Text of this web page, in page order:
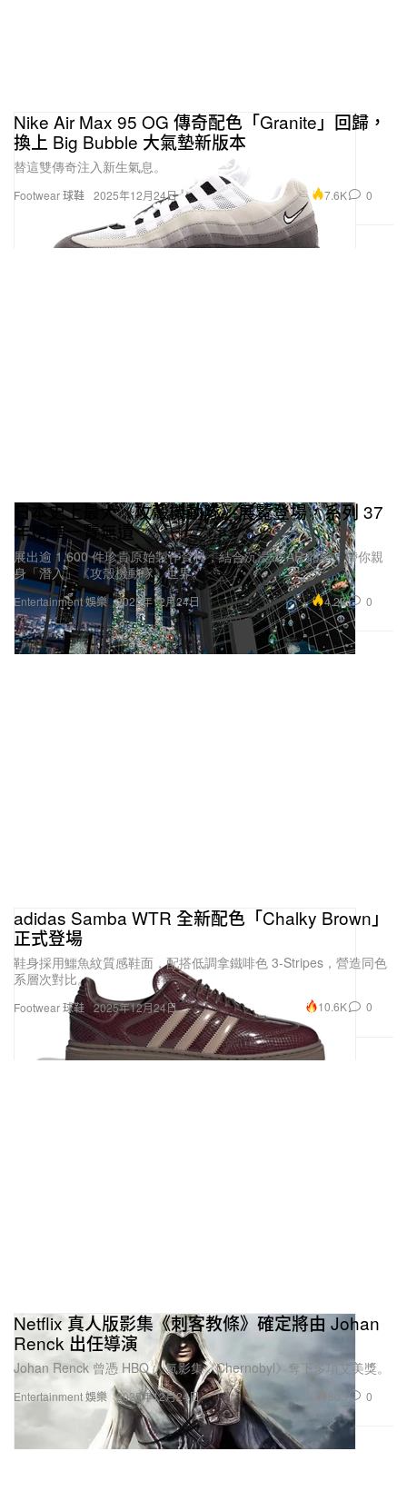
Footwear 球鞋
Nike Air Max 95 OG 傳奇配色「Granite」回歸，
換上 Big Bubble 大氣墊新版本
替這雙傳奇注入新生氣息。
2025年12月24日 7.6K 0
Entertainment 娛樂
日本史上最大《攻殼機動隊》展覽登場，系列 37
年精華一覽無遺
展出逾 1,600 件珍貴原始製作資料，結合沉浸式 AR 體驗，帶你親
身「潛入」《攻殼機動隊》世界。
2025年12月24日 4.2K 0
Footwear 球鞋
adidas Samba WTR 全新配色「Chalky Brown」
正式登場
鞋身採用鱷魚紋質感鞋面，配搭低調拿鐵啡色 3-Stripes，營造同色
系層次對比。
2025年12月24日 10.6K 0
Entertainment 娛樂
Netflix 真人版影集《刺客教條》確定將由 Johan
Renck 出任導演
Johan Renck 曾憑 HBO 人氣影集《Chernobyl》奪下多項艾美獎。
2025年12月24日 803 0